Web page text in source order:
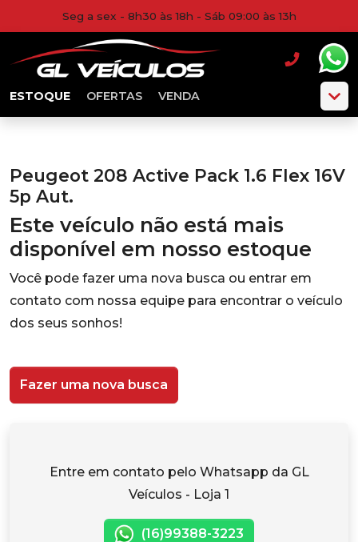
Seg a sex - 8h30 às 18h - Sáb 09:00 às 13h
ESTOQUE OFERTAS VENDA
Peugeot 208 Active Pack 1.6 Flex 16V
5p Aut.
Este veículo não está mais
disponível em nosso estoque
Você pode fazer uma nova busca ou entrar em
contato com nossa equipe para encontrar o veículo
dos seus sonhos!
Fazer uma nova busca
Entre em contato pelo Whatsapp da GL
Veículos - Loja 1
(16)99388-3223